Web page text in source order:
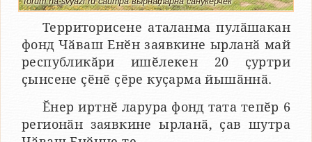
Территорисене аталанма пулӑшакан
фонд Чӑваш Енӗн заявкине ырланӑ май
республикӑри ишӗлекен 20 ҫуртри
ҫынсене ҫӗнӗ ҫӗре куҫарма йышӑннӑ.
Ӗнер иртнӗ ларура фонд тата тепӗр 6
регионӑн заявкине ырланӑ, ҫав шутра